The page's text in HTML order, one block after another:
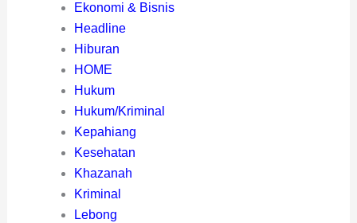
Ekonomi & Bisnis
Headline
Hiburan
HOME
Hukum
Hukum/Kriminal
Kepahiang
Kesehatan
Khazanah
Kriminal
Lebong